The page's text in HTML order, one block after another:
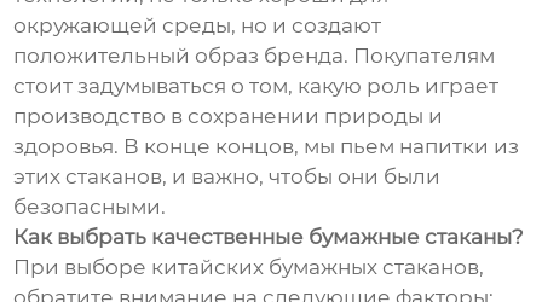
окружающей среды, но и создают
положительный образ бренда. Покупателям
стоит задумываться о том, какую роль играет
производство в сохранении природы и
здоровья. В конце концов, мы пьем напитки из
этих стаканов, и важно, чтобы они были
безопасными.
Как выбрать качественные бумажные стаканы?
При выборе китайских бумажных стаканов,